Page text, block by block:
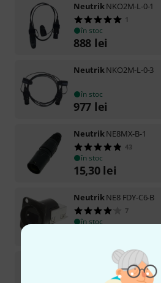
NeutrikNKO2M-L-0-1
1
în stoc
888 lei
NeutrikNKO2M-L-0-3
în stoc
977 lei
NeutrikNE8MX-B-1
43
în stoc
15,30 lei
NeutrikNE8 FDY-C6-B
7
în stoc
NO2M4DW-FX